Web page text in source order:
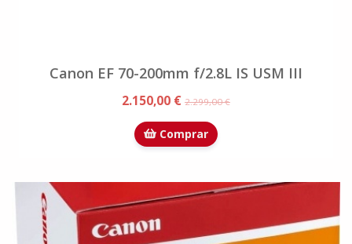
Canon EF 70-200mm f/2.8L IS USM III
2.150,00 € 2.299,00 €
Comprar